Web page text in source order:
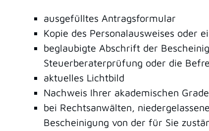
ausgefülltes Antragsformular
Kopie des Personalausweises oder
beglaubigte Abschrift der
Steuerberaterprüfung oder die
aktuelles Lichtbild
Nachweis Ihrer akademischen
bei Rechtsanwälten,
Bescheinigung von der für Sie